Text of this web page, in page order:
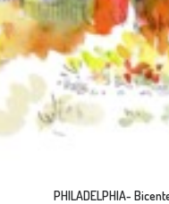
AJOUTER
PHILADELPHIA-